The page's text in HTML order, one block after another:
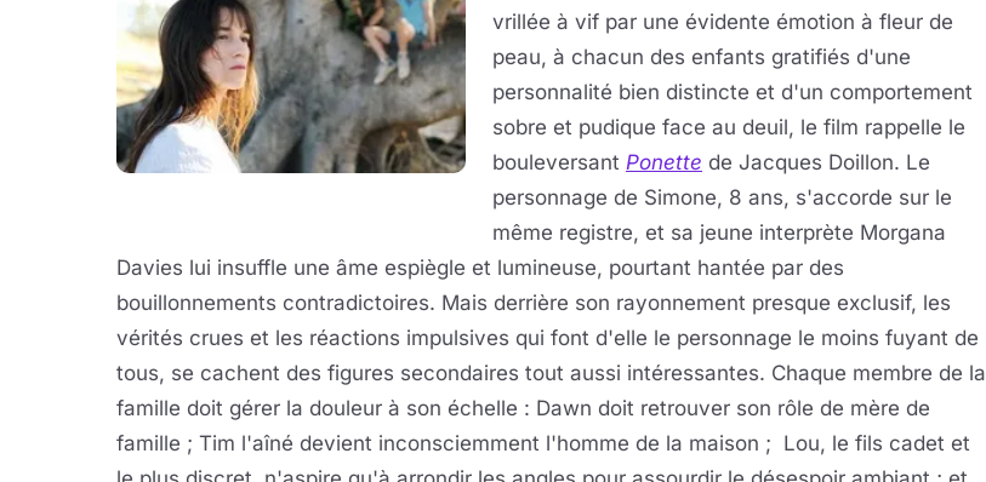
vrillée à vif par une évidente émotion à fleur de
peau, à chacun des enfants gratifiés d'une
personnalité bien distincte et d'un comportement
sobre et pudique face au deuil, le film rappelle le
bouleversant Ponette de Jacques Doillon. Le
personnage de Simone, 8 ans, s'accorde sur le
même registre, et sa jeune interprète Morgana
Davies lui insuffle une âme espiègle et lumineuse, pourtant hantée par des
bouillonnements contradictoires. Mais derrière son rayonnement presque exclusif, les
vérités crues et les réactions impulsives qui font d'elle le personnage le moins fuyant de
tous, se cachent des figures secondaires tout aussi intéressantes. Chaque membre de la
famille doit gérer la douleur à son échelle : Dawn doit retrouver son rôle de mère de
famille ; Tim l'aîné devient inconsciemment l'homme de la maison ; Lou, le fils cadet et